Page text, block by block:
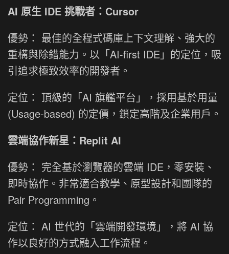
AI 原生 IDE 挑戰者：Cursor
優勢： 最佳的全程式碼庫上下文理解、強大的
重構與除錯能力。以「AI-first IDE」的定位，吸
引追求極致效率的開發者。
定位： 頂級的「AI 旗艦平台」，採用基於用量
(Usage-based) 的定價，鎖定高階及企業用戶。
雲端協作新星：Replit AI
優勢： 完全基於瀏覽器的雲端 IDE，零安裝、
即時協作。非常適合教學、原型設計和團隊的
Pair Programming。
定位： AI 世代的「雲端開發環境」，將 AI 協
作以良好的方式融入工作流程。